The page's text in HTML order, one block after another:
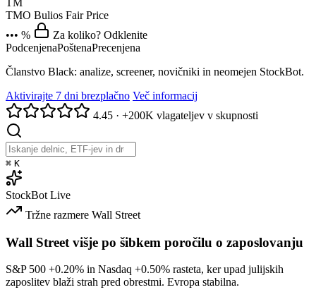
TM
TMO Bulios Fair Price
••• %
Za koliko? Odklenite
PodcenjenaPoštenaPrecenjena
Članstvo Black: analize, screener, novičniki in neomejen StockBot.
Aktivirajte 7 dni brezplačno Več informacij
4.45 · +200K vlagateljev v skupnosti
⌘ K
StockBot Live
Tržne razmere Wall Street
Wall Street višje po šibkem poročilu o zaposlovanju
S&P 500 +0.20% in Nasdaq +0.50% rasteta, ker upad julijskih
zaposlitev blaži strah pred obrestmi. Evropa stabilna.